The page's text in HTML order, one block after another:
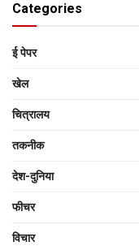
Categories
ई पेपर
खेल
चित्रालय
तकनीक
देश-दुनिया
फीचर
विचार